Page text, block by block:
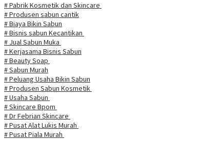
# Pabrik Kosmetik dan Skincare
# Produsen sabun cantik
# Biaya Bikin Sabun
# Bisnis sabun Kecantikan
# Jual Sabun Muka
# Kerjasama Bisnis Sabun
# Beauty Soap
# Sabun Murah
# Peluang Usaha Bikin Sabun
# Produsen Sabun Kosmetik
# Usaha Sabun
# Skincare Bpom
# Dr Febrian Skincare
# Pusat Alat Lukis Murah
# Pusat Piala Murah